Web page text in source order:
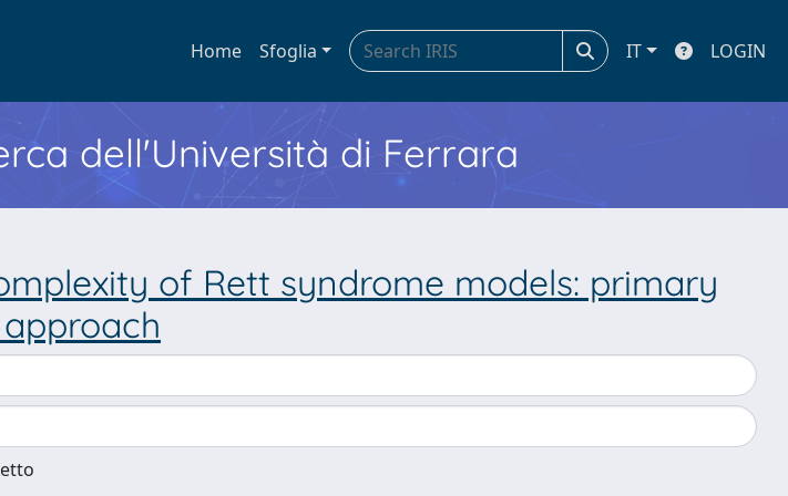
Home Sfoglia IT LOGIN
dell'Università di Ferrara
of Rett syndrome models: primary